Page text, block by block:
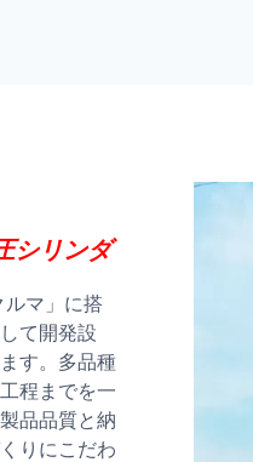
シリンダ
マ」に搭
て開発設
す。多品種
程までを一
品品質と納
りにこだわ